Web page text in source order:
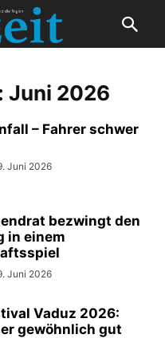
Juni 2026
– Fahrer schwer
Juni 2026
bezwingt den
in einem
Juni 2026
Vaduz 2026:
gewöhnlich gut